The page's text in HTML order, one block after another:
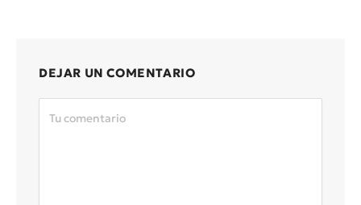
DEJAR UN COMENTARIO